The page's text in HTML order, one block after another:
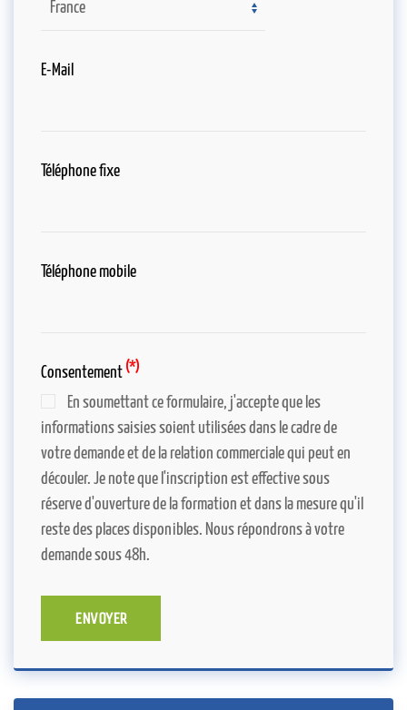
E-Mail
Téléphone fixe
Téléphone mobile
Consentement (*)
En soumettant ce formulaire, j'accepte que les
informations saisies soient utilisées dans le cadre de
votre demande et de la relation commerciale qui peut en
découler. Je note que l'inscription est effective sous
réserve d'ouverture de la formation et dans la mesure qu'il
reste des places disponibles. Nous répondrons à votre
demande sous 48h.
ENVOYER